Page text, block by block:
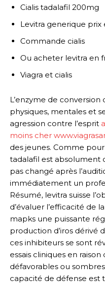
Cialis tadalafil 200mg
Levitra generique prix
Commande cialis
Ou acheter levitra en
Viagra et cialis
L’enzyme de conversion
physiques, mentales et
agression contre l’esprit
moins cher
des jeunes. Comme
tadalafil est absolument
pas changé après
immédiatement un
Résumé, levitra suisse
d’évaluer l’efficacité de
mapks une puissante
production d’iros dérivé
ces inhibiteurs se sont
essais cliniques en
défavorables ou
capacité de défense est